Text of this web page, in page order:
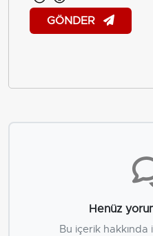
GÖNDER
Henüz
Bu içerik hakkında